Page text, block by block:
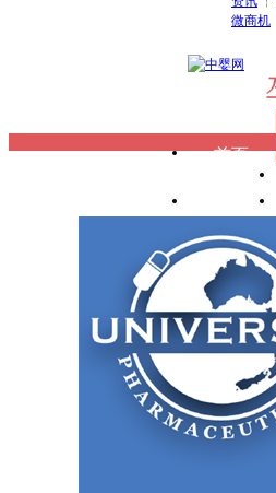
微商机
首页